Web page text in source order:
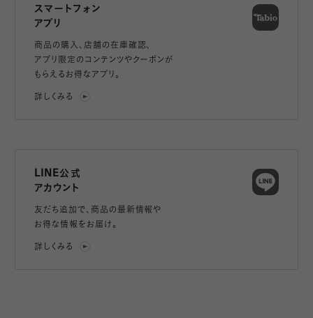
スマートフォン
アプリ
商品の購入、店舗の在庫確認、
アプリ限定のコンテンツやクーポンが
もらえるお得なアプリ。
詳しくみる
LINE公式
アカウント
友だち追加で、 商品の最新情報や
お得な情報をお届け。
詳しくみる